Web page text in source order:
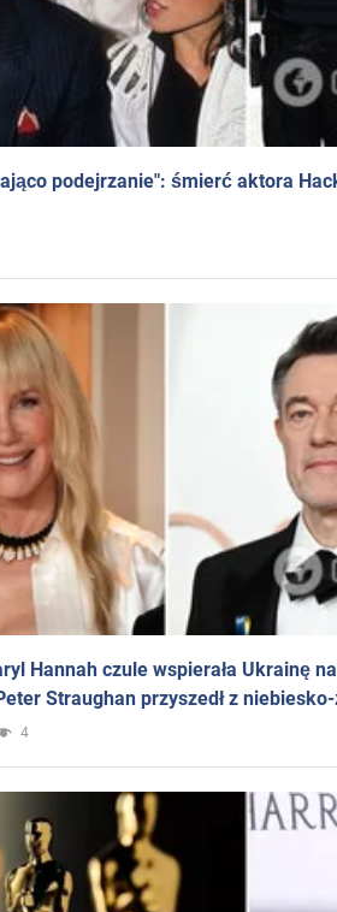
podejrzanie": śmierć aktora
Hannah czule wspierała Ukrainę
Straughan przyszedł z
4